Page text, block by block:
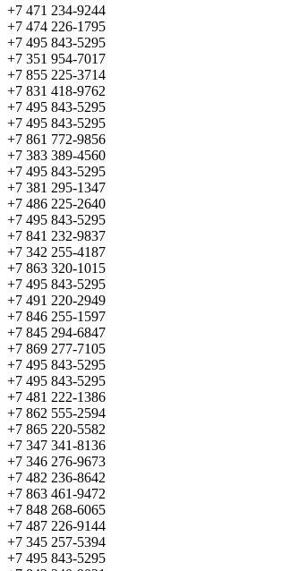
+7 471 234-9244
+7 474 226-1795
+7 495 843-5295
+7 351 954-7017
+7 855 225-3714
+7 831 418-9762
+7 495 843-5295
+7 495 843-5295
+7 861 772-9856
+7 383 389-4560
+7 495 843-5295
+7 381 295-1347
+7 486 225-2640
+7 495 843-5295
+7 841 232-9837
+7 342 255-4187
+7 863 320-1015
+7 495 843-5295
+7 491 220-2949
+7 846 255-1597
+7 845 294-6847
+7 869 277-7105
+7 495 843-5295
+7 495 843-5295
+7 481 222-1386
+7 862 555-2594
+7 865 220-5582
+7 347 341-8136
+7 346 276-9673
+7 482 236-8642
+7 863 461-9472
+7 848 268-6065
+7 487 226-9144
+7 345 257-5394
+7 495 843-5295